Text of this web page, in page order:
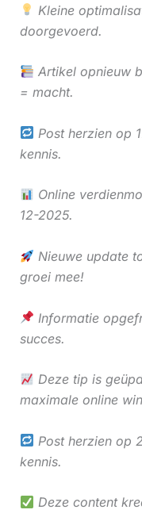
Kleine
doorgevoerd.
Artikel opnieuw
= macht.
Post herzien op
kennis.
Online
12-2025.
Nieuwe update
groei mee!
Informatie
succes.
Deze tip is
maximale online
Post herzien op
kennis.
Deze content